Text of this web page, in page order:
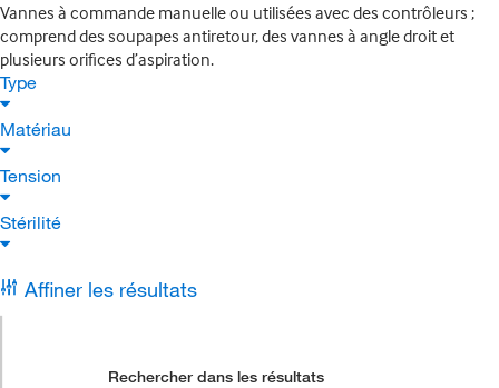
Vannes à commande manuelle ou utilisées avec des contrôleurs ;
comprend des soupapes antiretour, des vannes à angle droit et
plusieurs orifices d’aspiration.
Type
Matériau
Tension
Stérilité
Affiner les résultats
Rechercher dans les résultats